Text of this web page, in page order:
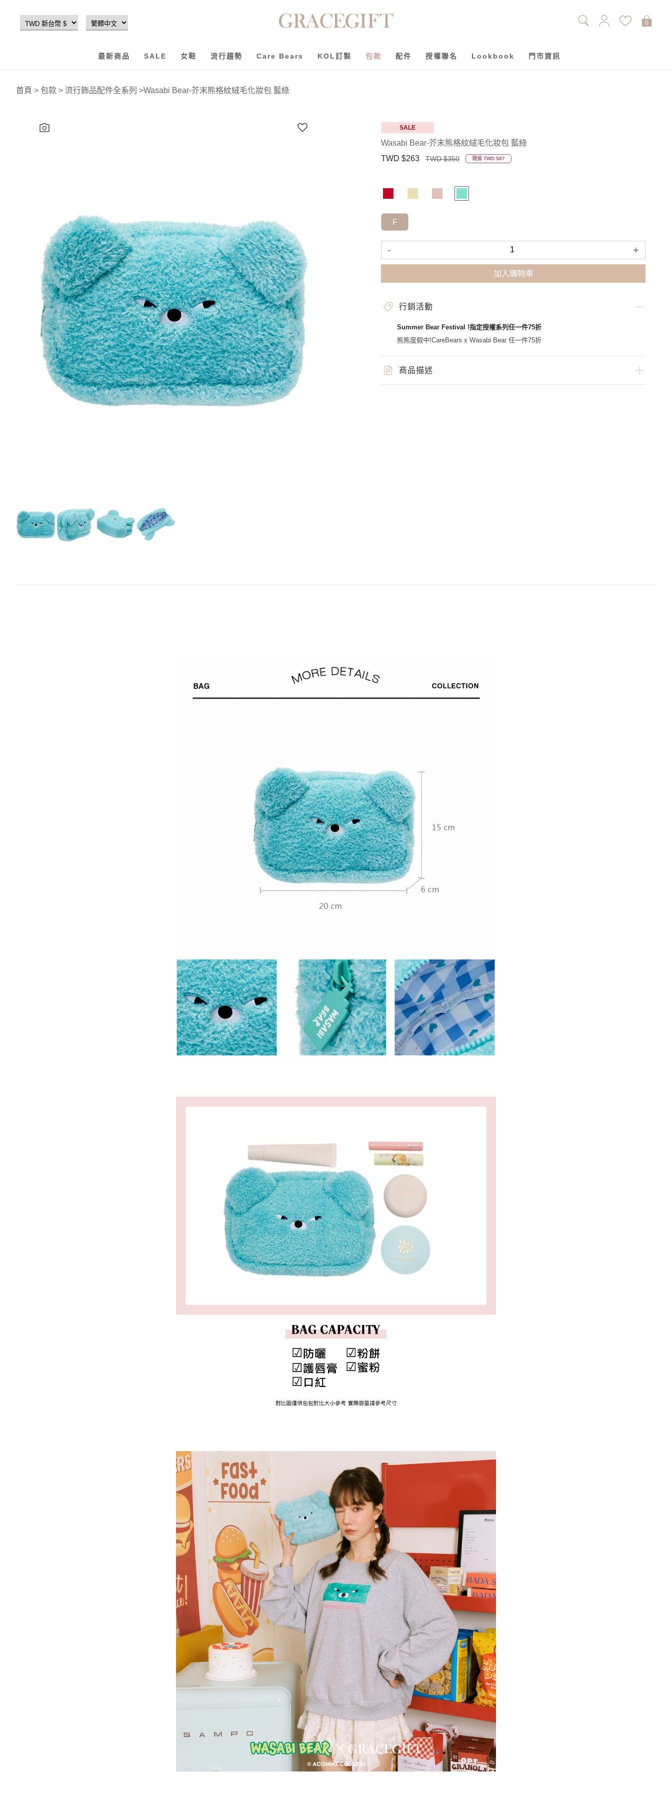
最新商品 SALE 女鞋 流行趨勢 Care Bears KOL訂製 包款 配件 授權聯名 Lookbook 門市資訊
首頁 > 包款 > 流行飾品配件全系列 >Wasabi Bear-芥末熊格紋絨毛化妝包 藍綠
SALE
Wasabi Bear-芥末熊格紋絨毛化妝包 藍綠
TWD $263
TWD $350 現省 TWD $87
F
- +
加入購物車
行銷活動
Summer Bear Festival !指定授權系列任一件75折
熊熊度假中!CareBears x Wasabi Bear 任一件75折
商品描述
0